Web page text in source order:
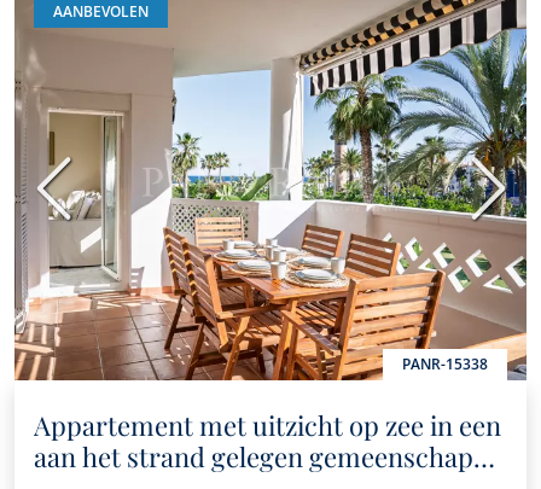
AANBEVOLEN
PANR-15338
Vorige
Appartement met uitzicht op zee in een
aan het strand gelegen gemeenschap